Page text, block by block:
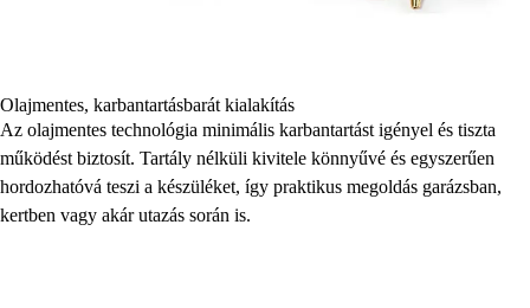
Olajmentes, karbantartásbarát kialakítás
Az olajmentes technológia minimális karbantartást igényel és tiszta
működést biztosít. Tartály nélküli kivitele könnyűvé és egyszerűen
hordozhatóvá teszi a készüléket, így praktikus megoldás garázsban,
kertben vagy akár utazás során is.